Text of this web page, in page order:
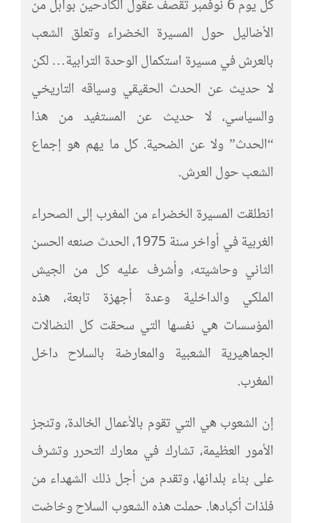
كل يوم 6 نوفمبر تقصف عقول الكادحين بوابل من
الأضاليل حول المسيرة الخضراء وتعلق الشعب
بالعرش في مسيرة استكمال الوحدة الترابية… لكن
لا حديث عن الحدث الحقيقي وسياقه التاريخي
والسياسي، لا حديث عن المستفيد من هذا
“الحدث” ولا عن الضحية. كل ما يهم هو إجماع
الشعب حول العرش.
انطلقت المسيرة الخضراء من المغرب إلى الصحراء
الغربية في أواخر سنة 1975، الحدث صنعه الحسن
الثاني وحاشيته، وأشرف عليه كل من الجيش
الملكي والداخلية وعدة أجهزة تابعة، هذه
المؤسسات هي نفسها التي سحقت كل النضالات
الجماهيرية الشعبية والمعارضة بالسلاح داخل
المغرب.
إن الشعوب هي التي تقوم بالأعمال الخالدة، وتنجز
الأمور العظيمة، تشارك في معارك التحرر وتشرف
على بناء بلدانها، وتقدم من أجل ذلك الشهداء من
فلذات أكبادها. حملت هذه الشعوب السلاح وخاضت